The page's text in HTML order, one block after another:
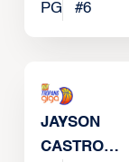
PG
#6
JAYSON
CASTRO